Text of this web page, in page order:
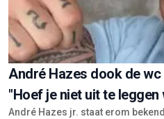
André Hazes dook de
"Hoef je niet uit te
André Hazes jr. staat erom